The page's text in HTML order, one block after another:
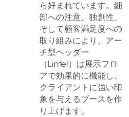
ら好まれています。細
部への注意、独創性、
そして顧客満足度への
取り組みにより、アー
チ型ヘッダー
（Lintel）は展示フロ
アで効果的に機能し、
クライアントに強い印
象を与えるブースを作
り上げます。